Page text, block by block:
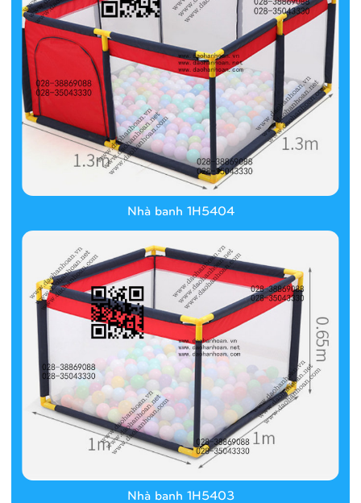
Nhà banh 1H5404
Nhà banh 1H5403